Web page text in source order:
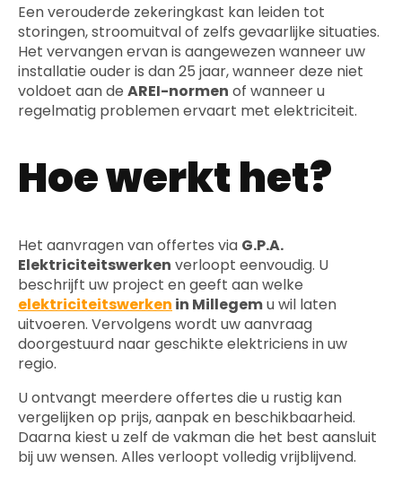
Een verouderde zekeringkast kan leiden tot
storingen, stroomuitval of zelfs gevaarlijke situaties.
Het vervangen ervan is aangewezen wanneer uw
installatie ouder is dan 25 jaar, wanneer deze niet
voldoet aan de AREI-normen of wanneer u
regelmatig problemen ervaart met elektriciteit.
Hoe werkt het?
Het aanvragen van offertes via G.P.A.
Elektriciteitswerken verloopt eenvoudig. U
beschrijft uw project en geeft aan welke
elektriciteitswerken in Millegemu wil laten
uitvoeren. Vervolgens wordt uw aanvraag
doorgestuurd naar geschikte elektriciens in uw
regio.
U ontvangt meerdere offertes die u rustig kan
vergelijken op prijs, aanpak en beschikbaarheid.
Daarna kiest u zelf de vakman die het best aansluit
bij uw wensen. Alles verloopt volledig vrijblijvend.